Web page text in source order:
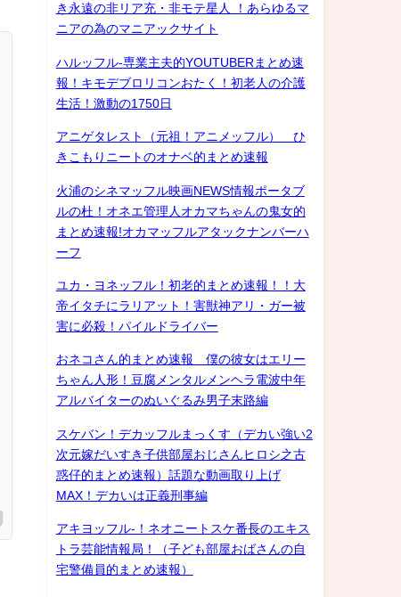
き永遠の非リア充・非モテ星人 ！あらゆるマ
ニアの為のマニアックサイト
ハルッフル-専業主夫的YOUTUBERまとめ速
報！キモデブロリコンおたく！初老人の介護
生活！激動の1750日
アニゲタレスト（元祖！アニメッフル） ひ
きこもりニートのオナベ的まとめ速報
火浦のシネマッフル映画NEWS情報ポータブ
ルの杜！オネエ管理人オカマちゃんの鬼女的
まとめ速報!オカマッフルアタックナンバーハ
ーフ
ユカ・ヨネッフル！初老的まとめ速報！！大
帝イタチにラリアット！害獣神アリ・ガー被
害に必殺！パイルドライバー
おネコさん的まとめ速報 僕の彼女はエリー
ちゃん人形！豆腐メンタルメンヘラ電波中年
アルバイターのぬいぐるみ男子末路編
スケバン！デカッフルまっくす（デカい強い2
次元嫁だいすき子供部屋おじさんヒロシ之古
惑仔的まとめ速報）話題な動画取り上げ
MAX！デカいは正義刑事編
アキヨッフル-！ネオニートスケ番長のエキス
トラ芸能情報局！（子ども部屋おばさんの自
宅警備員的まとめ速報）